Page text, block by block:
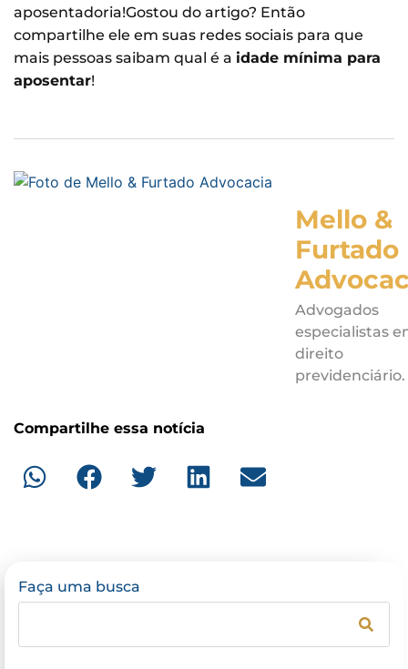
aposentadoria!Gostou do artigo? Então
compartilhe ele em suas redes sociais para que
mais pessoas saibam qual é a idade mínima para
aposentar!
Mello &
Furtado
Advogados
especialistas
direito
previdenciário.
Compartilhe essa notícia
Faça uma busca